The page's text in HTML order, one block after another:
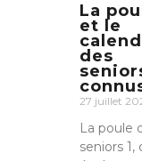
Plus
La
et le
des
27 juillet
La poule
seniors 1,